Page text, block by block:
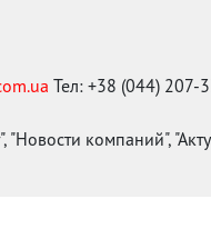
Тел: +38 (044) 207-
компаний",